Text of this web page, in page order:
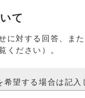
て
に対する回答、ま
ください）。
望する場合は記入